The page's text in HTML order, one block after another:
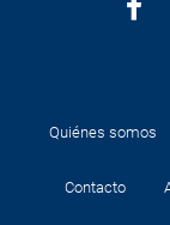
Quiénes somos
Contacto